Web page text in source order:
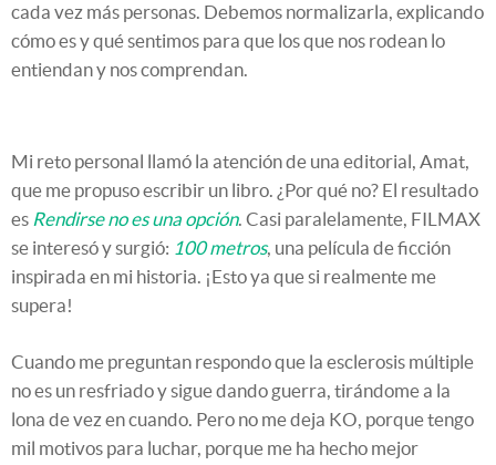
cada vez más personas. Debemos normalizarla, explicando
cómo es y qué sentimos para que los que nos rodean lo
entiendan y nos comprendan.
Mi reto personal llamó la atención de una editorial, Amat,
que me propuso escribir un libro. ¿Por qué no? El resultado
es Rendirse no es una opción. Casi paralelamente, FILMAX
se interesó y surgió: 100 metros, una película de ficción
inspirada en mi historia. ¡Esto ya que si realmente me
supera!
Cuando me preguntan respondo que la esclerosis múltiple
no es un resfriado y sigue dando guerra, tirándome a la
lona de vez en cuando. Pero no me deja KO, porque tengo
mil motivos para luchar, porque me ha hecho mejor